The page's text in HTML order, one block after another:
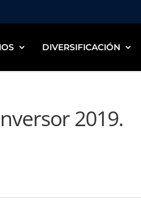
DIVERSIFICACIÓN
2019.